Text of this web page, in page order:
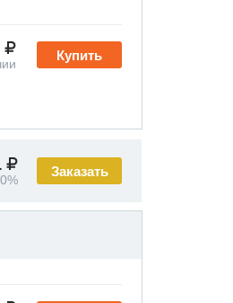
Купить
Заказать